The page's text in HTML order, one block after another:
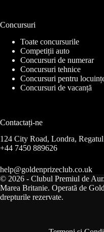
Concursuri
Toate concursurile
Competiții auto
Concursuri de numerar
Concursuri tehnice
Concursuri pentru
Concursuri de vacanță
Contactați-ne
124 City Road, Londra,
+44 7450 889626
help@goldenprizeclub.co.uk
© 2026 - Clubul Premiul de
Marea Britanie. Operată de
drepturile rezervate.